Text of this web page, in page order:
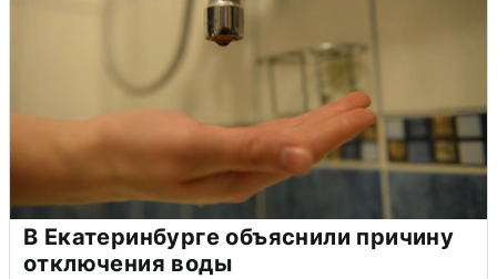
В Екатеринбурге объяснили причину
отключения воды